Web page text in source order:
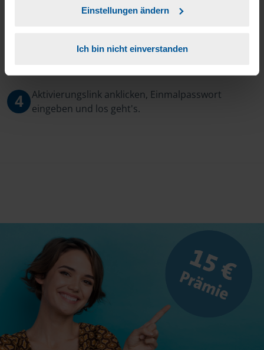
Einstellungen ändern
Ich bin nicht einverstanden
Sie bekommen eine E-Mail mit Ihren Zugangsdaten
4
Aktivierungslink anklicken, Einmalpasswort
eingeben und los geht's.